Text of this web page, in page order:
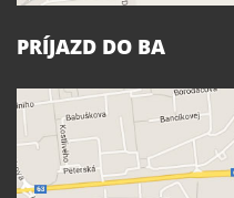
PRÍJAZD DO BA